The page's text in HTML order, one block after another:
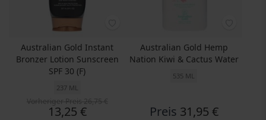
Australian Gold Instant
Bronzer Lotion Sunscreen
SPF 30 (F)
237 ML
Preis
13,25 €
Australian Gold Hemp
Nation Kiwi & Cactus Water
535 ML
Preis 31,95 €